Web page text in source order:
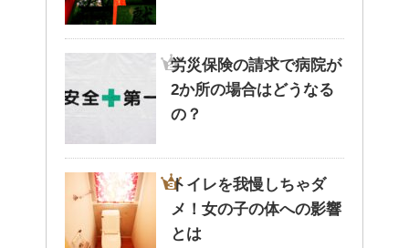
労災保険の請求で病院が
2か所の場合はどうなる
の？
トイレを我慢しちゃダ
メ！女の子の体への影響
とは